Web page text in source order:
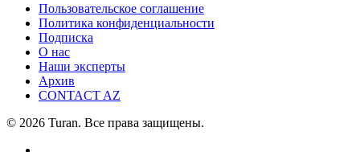
Пользовательское соглашение
Политика конфиденциальности
Подписка
О нас
Наши эксперты
Архив
CONTACT AZ
© 2026 Turan. Все права защищены.